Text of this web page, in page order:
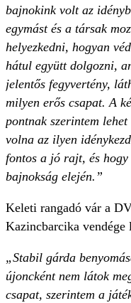
bajnokink volt az
egymást és a társak
helyezkedni, hogyan
hátul együtt dolgozni,
jelentős fegyvertény,
milyen erős csapat. A
pontnak szerintem
volna az ilyen
fontos a jó rajt, és
bajnokság elején.”
Keleti rangadó vár a
Kazincbarcika vendége
„Stabil gárda
újoncként nem látok
csapat, szerintem a